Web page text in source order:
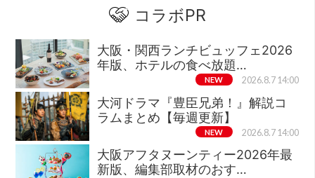
コラボPR
大阪・関西ランチビュッフェ2026
年版、ホテルの食べ放題…
NEW 2026.8.7 14:00
大河ドラマ『豊臣兄弟！』解説コ
ラムまとめ【毎週更新】
NEW 2026.8.7 14:00
大阪アフタヌーンティー2026年最
新版、編集部取材のおす…